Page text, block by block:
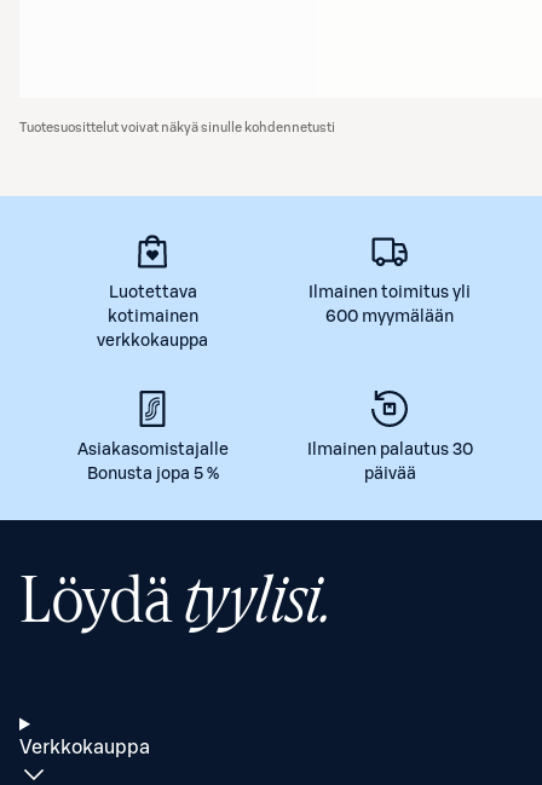
Tuotesuosittelut voivat näkyä sinulle kohdennetusti
Luotettava
kotimainen
verkkokauppa
Ilmainen toimitus yli
600 myymälään
Asiakasomistajalle
Bonusta jopa 5 %
Ilmainen palautus 30
päivää
Löydätyylisi.
Verkkokauppa